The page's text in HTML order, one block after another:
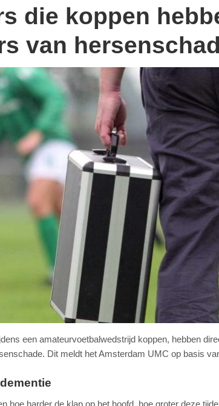
van
een amateurvoetbalwedstrijd koppen, hebben
Dit meldt het Amsterdam UMC op basis